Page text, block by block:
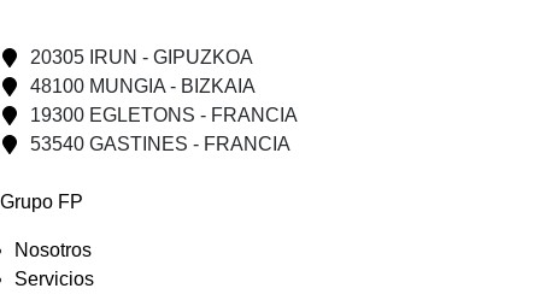
20305 IRUN - GIPUZKOA
48100 MUNGIA - BIZKAIA
19300 EGLETONS - FRANCIA
53540 GASTINES - FRANCIA
Grupo FP
Nosotros
Servicios